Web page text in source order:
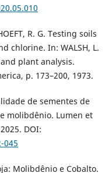
R. G. Testing soils
chlorine. In: WALSH, L.
and plant analysis.
p. 173–200, 1973.
de sementes de
molibdênio. Lumen et
DOI:
045
Molibdênio e Cobalto.